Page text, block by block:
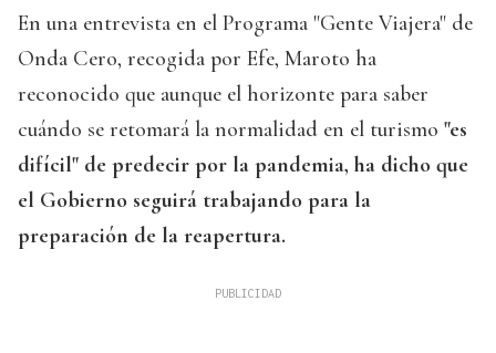
En una entrevista en el Programa "Gente Viajera" de
Onda Cero, recogida por Efe, Maroto ha
reconocido que aunque el horizonte para saber
cuándo se retomará la normalidad en el turismo "es
difícil" de predecir por la pandemia, ha dicho que
el Gobierno seguirá trabajando para la
preparación de la reapertura.